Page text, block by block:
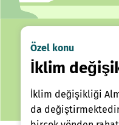
Özel konu
İklim
İklim değişikliği
da